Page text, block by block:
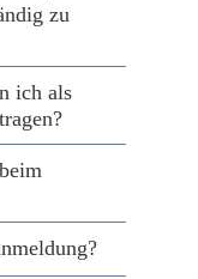
zu
ich als